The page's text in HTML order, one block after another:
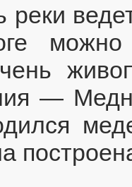
реки
—